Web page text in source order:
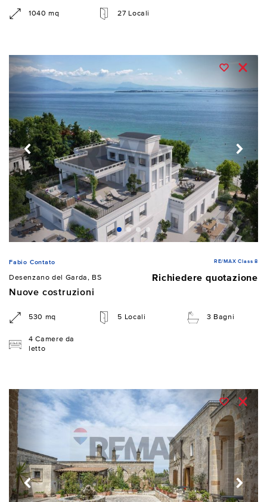
1040 mq 27 Locali
Fabio Contato RE/MAX Class 8
Desenzano del Garda, BS
Richiedere quotazione
Nuove costruzioni
530 mq 5 Locali 3 Bagni
4 Camere da
letto